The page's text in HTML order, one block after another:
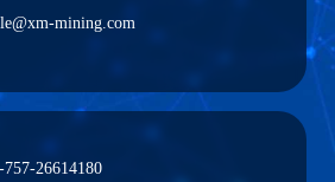
mining.com
757-26614180